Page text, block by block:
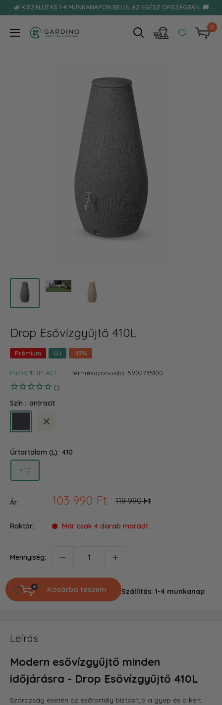
Tovább🌿 KISZÁLLÍTÁS 1-4 MUNKANAPON BELÜL AZ EGÉSZ ORSZÁGBAN. 🚚
Gardino
0
Drop Esővízgyűjtő 410L
Prémium ÚJ -13%
PROSPERPLAST Termékazonosító: 5902735100
Szín : antracit
bézs
Űrtartalom (L): 410
410
Ár:
Akciós
103 990 Ft Ár
119 990 Ft
Raktár: Már csak 4 darab maradt
Mennyiség:
Kosárba teszem Szállítás: 1-4 munkanap
Leírás
Modern esővízgyűjtő minden
időjárásra - Drop Esővízgyűjtő 410L
Szárazság esetén az esőtartály biztosítja a gyep és a kert